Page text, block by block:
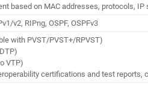
based on MAC addresses, protocols,
v2, RIPng, OSPF, OSPFv3
with PVST/PVST+/RPVST)
VTP)
certifications and test reports,